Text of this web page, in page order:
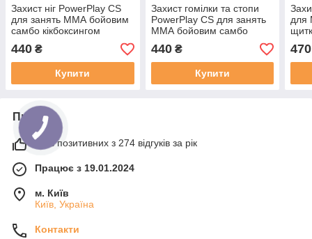
Захист ніг PowerPlay CS
для занять ММА бойовим
самбо кікбоксингом
червоні розмір S
440 ₴
Купити
Захист гомілки та стопи
PowerPlay CS для занять
ММА бойовим самбо
кікбоксингом червоні
розмір L
440₴
Купити
для
470
Про нас
97% позитивних з 274 відгуків за рік
Працює з 19.01.2024
м. Київ
Київ, Україна
Контакти